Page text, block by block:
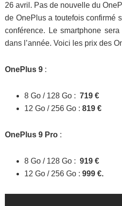
26 avril. Pas de nouvelle du
de OnePlus a toutefois confirmé
conférence. Le smartphone
dans l’année. Voici les prix des
OnePlus 9 :
8 Go / 128 Go : 719 €
12 Go / 256 Go : 819 €
OnePlus 9 Pro :
8 Go / 128 Go : 919 €
12 Go / 256 Go : 999 €.